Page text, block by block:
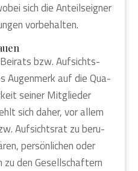
sich die Anteils­eig­ner
vor­be­hal­ten.
bzw. Auf­sichts­
Augen­merk auf die Qua­
sei­ner Mit­glie­der
sich daher, vor allem
Auf­sichts­rat zu beru­
per­sön­li­chen oder
zu den Gesell­schaf­tern